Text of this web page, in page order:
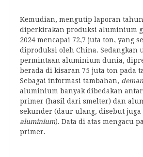
Kemudian, mengutip laporan
diperkirakan produksi aluminium
2024 mencapai 72,7 juta ton, yang
diproduksi oleh China. Sedangkan
permintaan aluminium dunia,
berada di kisaran 75 juta ton pada
Sebagai informasi tambahan,
aluminium banyak dibedakan
primer (hasil dari smelter) dan
sekunder (daur ulang, disebut juga
aluminium). Data di atas mengacu
primer.